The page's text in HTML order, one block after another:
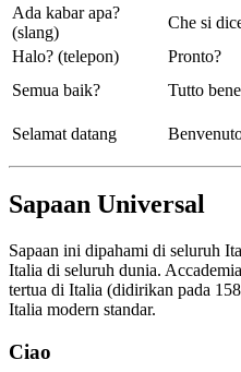
Ada kabar apa?
(slang)
Che si
Halo? (telepon)
Pronto?
Semua baik?
Tutto
Selamat datang
Sapaan Universal
Sapaan ini dipahami di seluruh
Italia di seluruh dunia.
tertua di Italia (didirikan pada
Italia modern standar.
Ciao